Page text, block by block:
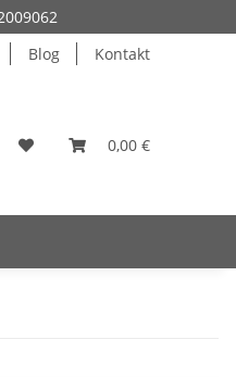
Blog Kontakt
0,00 €